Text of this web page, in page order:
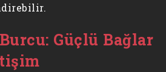
Güçlü Bağlar